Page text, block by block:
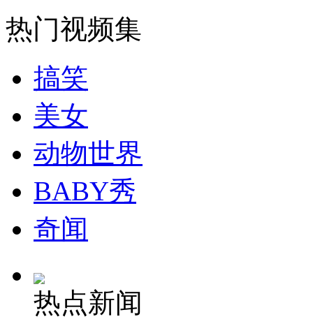
纽约上演“枕头大战”
司机酒驾遇交警 急速倒车逃窜
热门视频集
搞笑
美女
动物世界
BABY秀
奇闻
热点新闻